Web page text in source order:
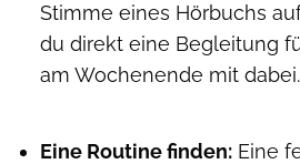
Stimme eines Hörbuchs
du direkt eine Begleitung
am Wochenende mit dabei.
Eine Routine finden: Eine